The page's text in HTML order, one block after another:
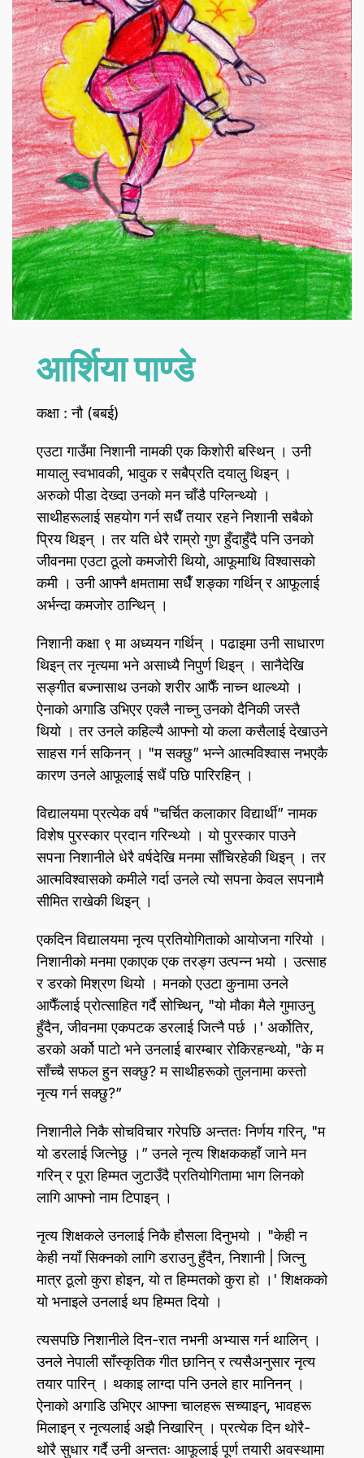
आर्शिया पाण्डे
कक्षा : नौ (बबई)
एउटा गाउँमा निशानी नामकी एक किशोरी बस्थिन्‌ । उनी
मायालु स्वभावकी, भावुक र सबैप्रति दयालु थिइन्‌ ।
अरुको पीडा देख्दा उनको मन चाँडै पग्लिन्थ्यो ।
साथीहरूलाई सहयोग गर्न सधैँ तयार रहने निशानी सबैको
प्रिय थिइन्‌ । तर यति धेरै राम्रो गुण हुँदाहुँदै पनि उनको
जीवनमा एउटा ठूलो कमजोरी थियो, आफूमाथि विश्वासको
कमी । उनी आफ्नै क्षमतामा सधैँ शङ्का गर्थिन्‌ र आफूलाई
अर्भन्दा कमजोर ठान्थिन्‌ ।
निशानी कक्षा ९ मा अध्ययन गर्थिन्‌ । पढाइमा उनी साधारण
थिइन्‌ तर नृत्यमा भने असाध्यै निपुर्ण थिइन्‌ । सानैदेखि
सङ्गीत बज्नासाथ उनको शरीर आफैँ नाच्न थाल्थ्यो ।
ऐनाको अगाडि उभिएर एक्लै नाच्नु उनको दैनिकी जस्तै
थियो । तर उनले कहिल्यै आफ्नो यो कला कसैलाई देखाउने
साहस गर्न सकिनन्‌ । "म सक्छु” भन्ने आत्मविश्वास नभएकै
कारण उनले आफूलाई सधैं पछि पारिरहिन्‌ ।
विद्यालयमा प्रत्येक वर्ष "चर्चित कलाकार विद्यार्थी” नामक
विशेष पुरस्कार प्रदान गरिन्थ्यो । यो पुरस्कार पाउने
सपना निशानीले धेरै वर्षदेखि मनमा साँचिरहेकी थिइन्‌ । तर
आत्मविश्वासको कमीले गर्दा उनले त्यो सपना केवल सपनामै
सीमित राखेकी थिइन्‌ ।
एकदिन विद्यालयमा नृत्य प्रतियोगिताको आयोजना गरियो ।
निशानीको मनमा एकाएक एक तरङ्ग उत्पन्न भयो । उत्साह
र डरको मिश्रण थियो । मनको एउटा कुनामा उनले
आफैँलाई प्रोत्साहित गर्दै सोच्थिन्‌, "यो मौका मैले गुमाउनु
हुँदैन, जीवनमा एकपटक डरलाई जित्नै पर्छ ।' अर्कोतिर,
डरको अर्को पाटो भने उनलाई बारम्बार रोकिरहन्थ्यो, "के म
साँच्चै सफल हुन सक्छु? म साथीहरूको तुलनामा कस्तो
नृत्य गर्न सक्छु?”
निशानीले निकै सोचविचार गरेपछि अन्ततः निर्णय गरिन्‌, "म
यो डरलाई जित्नेछु ।” उनले नृत्य शिक्षककहाँ जाने मन
गरिन्‌ र पूरा हिम्मत जुटाउँदै प्रतियोगितामा भाग लिनको
लागि आफ्नो नाम टिपाइन्‌ ।
नृत्य शिक्षकले उनलाई निकै हौसला दिनुभयो । "केही न
केही नयाँ सिक्नको लागि डराउनु हुँदैन, निशानी | जित्नु
मात्र ठूलो कुरा होइन, यो त हिम्मतको कुरा हो ।' शिक्षकको
यो भनाइले उनलाई थप हिम्मत दियो ।
त्यसपछि निशानीले दिन-रात नभनी अभ्यास गर्न थालिन्‌ ।
उनले नेपाली साँस्कृतिक गीत छानिन्‌ र त्यसैअनुसार नृत्य
तयार पारिन्‌ । थकाइ लाग्दा पनि उनले हार मानिनन्‌ ।
ऐनाको अगाडि उभिएर आफ्ना चालहरू सच्याइन्‌, भावहरू
मिलाइन्‌ र नृत्यलाई अझै निखारिन्‌ । प्रत्येक दिन थोरै-
थोरै सुधार गर्दै उनी अन्ततः आफूलाई पूर्ण तयारी अवस्थामा